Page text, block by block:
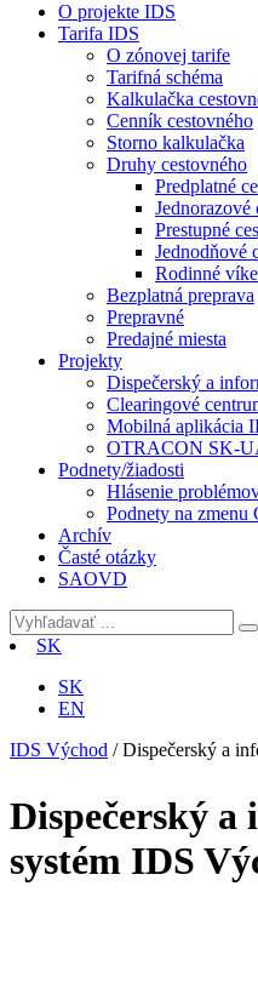
O projekte IDS
Tarifa IDS
O zónovej tarife
Tarifná schéma
Kalkulačka
Cenník cestovného
Storno kalkulačka
Druhy cestovného
Predplatné
Jednorazové
Prestupné
Jednodňové
Rodinné
Bezplatná preprava
Prepravné
Predajné miesta
Projekty
Dispečerský a
Clearingové
Mobilná aplikácia
OTRACON SK-
Podnety/žiadosti
Hlásenie
Podnety na zmenu
Archív
Časté otázky
SAOVD
SK
SK
EN
IDS Východ /Dispečerský a
Dispečerský a
systém IDS